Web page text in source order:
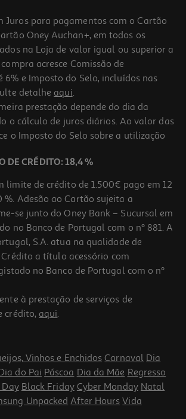
Azul Pastel
Auchan Fluorescente
Juros para pagamentos com o Cartão
Oney Auchan+, em todos os
na Loja de valor igual ou superior a
acresce Comissão de
6% e Imposto do Selo, incluídos nas
detalhe aqui.
prestação depende do dia da
o cálculo de juros diários. Ao valor das
o Imposto do Selo sobre a utilização
DE CRÉDITO: 18,4 %
limite de crédito de 1.500€ pago em 12
%. Adesão ao Cartão sujeita a
se junto do Oney Bank – Sucursal em
no Banco de Portugal com o nº 881. A
S.A. atua na qualidade de
a título acessório com
no Banco de Portugal com o nº
à prestação de serviços de
crédito, aqui.
Vinhos e Enchidos Carnaval Dia
do Pai Páscoa Dia da Mãe Regresso
Day Black Friday Cyber Monday Natal
Unpacked After Hours Vida